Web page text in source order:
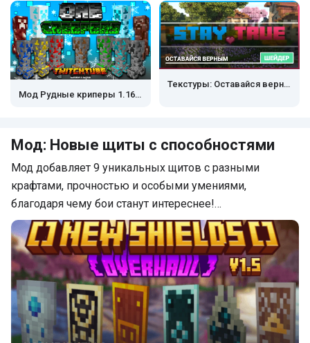
Мод Рудные криперы 1.16.100+
Текстуры: Оставайся верным
Мод: Новые щиты с способностями
Мод добавляет 9 уникальных щитов с разными
крафтами, прочностью и особыми умениями,
благодаря чему бои станут интереснее!…